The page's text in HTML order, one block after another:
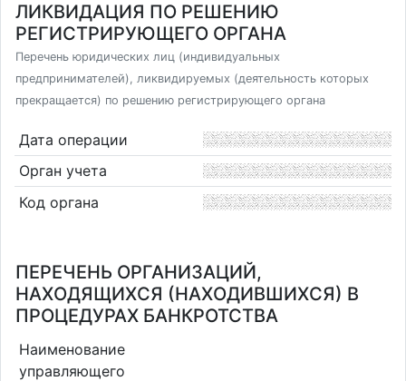
ЛИКВИДАЦИЯ ПО РЕШЕНИЮ
РЕГИСТРИРУЮЩЕГО ОРГАНА
Перечень юридических лиц (индивидуальных
предпринимателей), ликвидируемых (деятельность которых
прекращается) по решению регистрирующего органа
Дата операции
Орган учета
Код органа
ПЕРЕЧЕНЬ ОРГАНИЗАЦИЙ,
НАХОДЯЩИХСЯ (НАХОДИВШИХСЯ) В
ПРОЦЕДУРАХ БАНКРОТСТВА
Наименование
управляющего